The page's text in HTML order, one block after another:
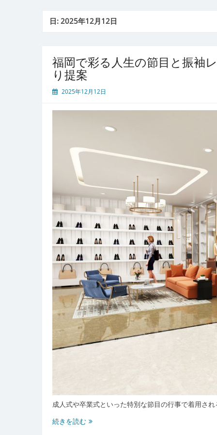
日:2025年12月12日
福岡で彩る人生の節目と振袖
り提案
2025年12月12日
成人式や卒業式といった特別な節目の行事で着用さ
続きを読む福